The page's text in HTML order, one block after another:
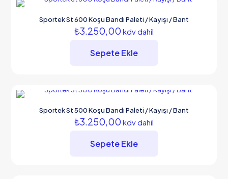
Sportek St 600 Koşu Bandı Paleti / Kayışı / Bant
₺3.250,00 kdv dahil
Sepete Ekle
Sportek St 500 Koşu Bandı Paleti / Kayışı / Bant
₺3.250,00 kdv dahil
Sepete Ekle